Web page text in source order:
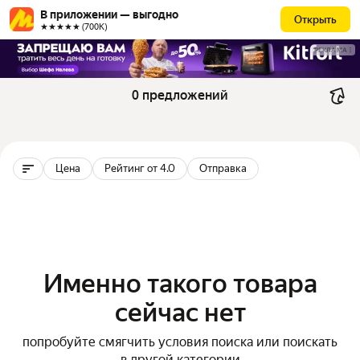
В приложении — выгодно
★★★★★ (700К)
Открыть
РЕКЛАМА
0 предложений
Цена Рейтинг от 4.0 Отправка
Именно такого товара
сейчас нет
попробуйте смягчить условия поиска или поискать